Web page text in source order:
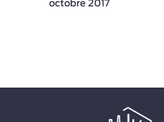
octobre 2017